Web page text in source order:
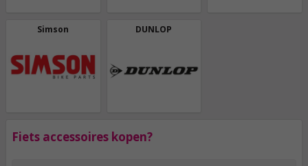
Simson DUNLOP
Fiets accessoires kopen?